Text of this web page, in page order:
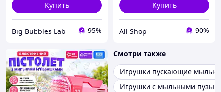
Купить
Big Bubbles Lab 95%
Купить
All Shop 90%
Смотри также
Игрушки пускающие
Игрушки с мыльными